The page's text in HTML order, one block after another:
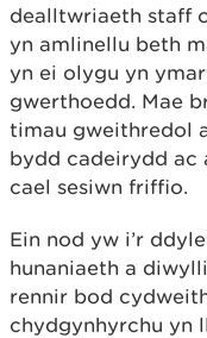
dealltwriaeth staff
yn amlinellu beth
yn ei olygu yn
gwerthoedd. Mae
timau gweithredol
bydd cadeirydd ac
cael sesiwn friffio.
Ein nod yw i’r
hunaniaeth a
rennir bod
chydgynhyrchu yn